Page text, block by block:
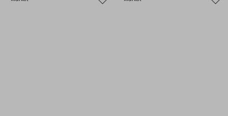
Sposta